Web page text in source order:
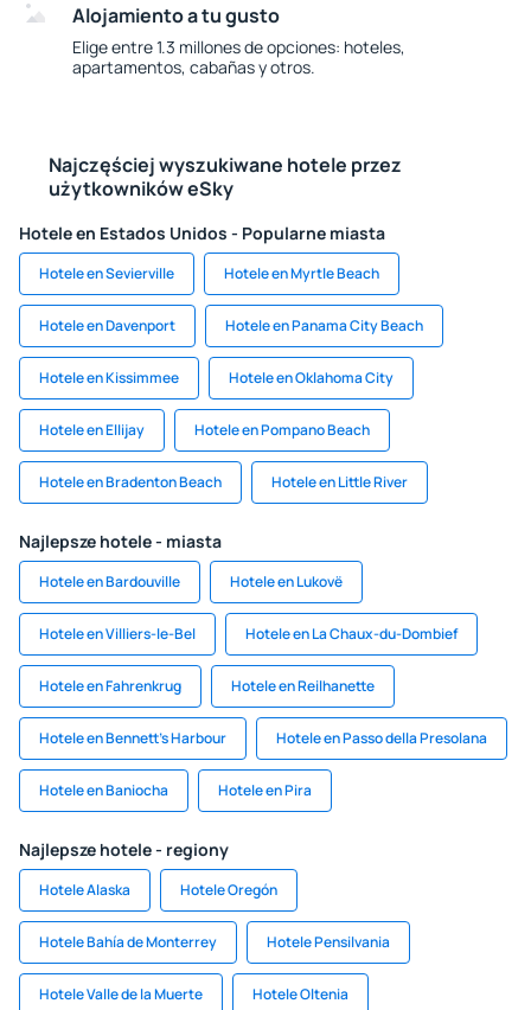
Alojamiento a tu gusto
Elige entre 1.3 millones de opciones: hoteles,
apartamentos, cabañas y otros.
Najczęściej wyszukiwane hotele przez
użytkowników eSky
Hotele en Estados Unidos - Popularne miasta
Hotele en Sevierville Hotele en Myrtle Beach
Hotele en Davenport Hotele en Panama City Beach
Hotele en Kissimmee Hotele en Oklahoma City
Hotele en Ellijay Hotele en Pompano Beach
Hotele en Bradenton Beach Hotele en Little River
Najlepsze hotele - miasta
Hotele en Bardouville Hotele en Lukovë
Hotele en Villiers-le-Bel Hotele en La Chaux-du-Dombief
Hotele en Fahrenkrug Hotele en Reilhanette
Hotele en Bennett's Harbour Hotele en Passo della Presolana
Hotele en Baniocha Hotele en Pira
Najlepsze hotele - regiony
Hotele Alaska Hotele Oregón
Hotele Bahía de Monterrey Hotele Pensilvania
Hotele Valle de la Muerte Hotele Oltenia